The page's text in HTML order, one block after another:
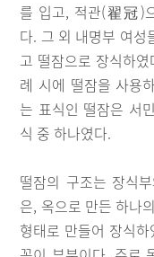
를 입고, 적관(翟冠)
다. 그 외 내명부 여성
고 떨잠으로 장식하
례 시에 떨잠을 사용
는 표식인 떨잠은 서
식 중 하나였다.
떨잠의 구조는 장식
은, 옥으로 만든 하나
형태로 만들어 장식